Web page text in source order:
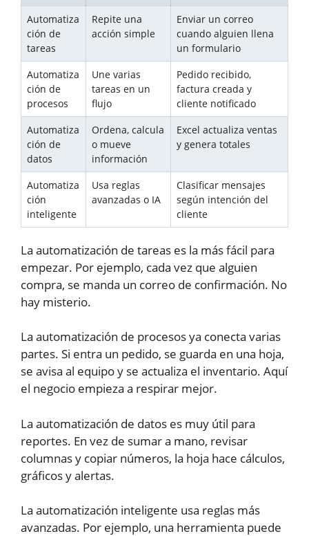
Automatiza
ción de
tareas
Repite una
acción simple
Enviar un correo
cuando alguien llena
un formulario
Automatiza
ción de
procesos
Une varias
tareas en un
flujo
Pedido recibido,
factura creada y
cliente notificado
Automatiza
ción de
datos
Ordena, calcula
o mueve
información
Excel actualiza ventas
y genera totales
Automatiza
ción
inteligente
Usa reglas
avanzadas o IA
Clasificar mensajes
según intención del
cliente
La automatización de tareas es la más fácil para
empezar. Por ejemplo, cada vez que alguien
compra, se manda un correo de confirmación. No
hay misterio.
La automatización de procesos ya conecta varias
partes. Si entra un pedido, se guarda en una hoja,
se avisa al equipo y se actualiza el inventario. Aquí
el negocio empieza a respirar mejor.
La automatización de datos es muy útil para
reportes. En vez de sumar a mano, revisar
columnas y copiar números, la hoja hace cálculos,
gráficos y alertas.
La automatización inteligente usa reglas más
avanzadas. Por ejemplo, una herramienta puede